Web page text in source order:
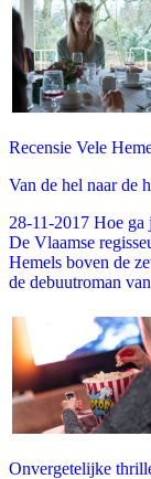
Recensie Vele
Van de hel naar de
28-11-2017 Hoe
De Vlaamse
Hemels boven de
de debuutroman
Onvergetelijke